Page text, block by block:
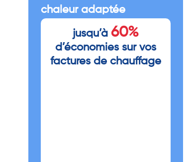
chaleur adaptée
jusqu’à 60%
d’économies sur vos
factures de chauffage